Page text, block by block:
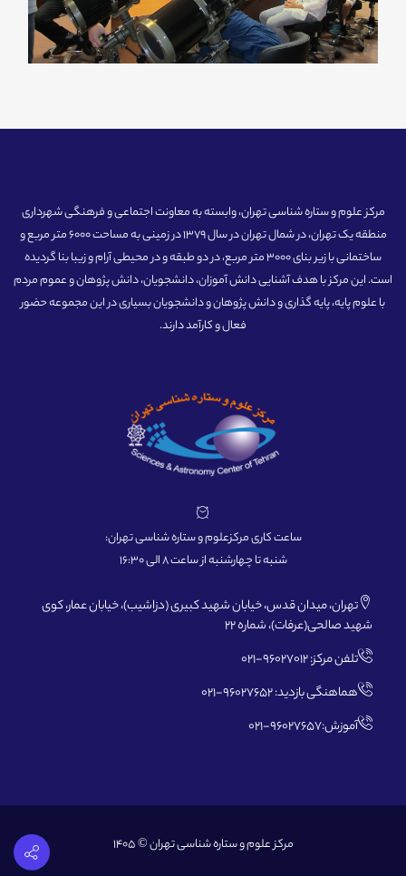
مرکز علوم و ستاره شناسی تهران، وابسته به معاونت اجتماعی و فرهنگی شهرداری
منطقه یک تهران، در شمال تهران در سال 1379 در زمینی به مساحت 6000 متر مربع و
ساختمانی با زیر بنای 3000 متر مربع، در دو طبقه و در محیطی آرام و زیبا بنا گردیده
است. این مرکز با هدف آشنایی دانش آموزان، دانشجویان، دانش پژوهان و عموم مردم
با علوم پایه، پایه گذاری و دانش پژوهان و دانشجویان بسیاری در این مجموعه حضور
فعال و کارآمد دارند.
ساعت کاری مرکزعلوم و ستاره شناسی تهران:
شنبه تا چهارشنبه از ساعت 8 الی 16:30
تهران، میدان قدس، خیابان شهید کبیری (دزاشیب)، خیابان عمار، کوی
شهید صالحی(عرفات)، شماره 22
تلفن مرکز: 96027012-021
هماهنگی بازدید: 96027652-021
آموزش:96027657-021
مرکز علوم و ستاره شناسی تهران © 1405